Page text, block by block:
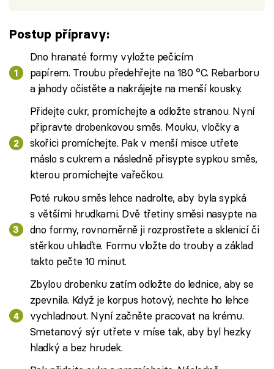
Postup přípravy:
Dno hranaté formy vyložte pečicím
papírem. Troubu předehřejte na 180 °C. Rebarboru
a jahody očistěte a nakrájejte na menší kousky.
Přidejte cukr, promíchejte a odložte stranou. Nyní
připravte drobenkovou směs. Mouku, vločky a
skořici promíchejte. Pak v menší misce utřete
máslo s cukrem a následně přisypte sypkou směs,
kterou promíchejte vařečkou.
Poté rukou směs lehce nadrolte, aby byla sypká
s většími hrudkami. Dvě třetiny směsi nasypte na
dno formy, rovnoměrně ji rozprostřete a sklenicí či
stěrkou uhlaďte. Formu vložte do trouby a základ
takto pečte 10 minut.
Zbylou drobenku zatím odložte do lednice, aby se
zpevnila. Když je korpus hotový, nechte ho lehce
vychladnout. Nyní začněte pracovat na krému.
Smetanový sýr utřete v míse tak, aby byl hezky
hladký a bez hrudek.